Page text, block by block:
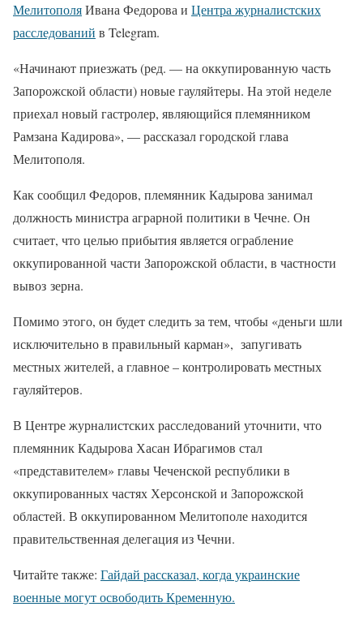
МелитополяИвана Федорова и Центра журналистских
расследований в Telegram.
«Начинают приезжать (ред. — на оккупированную часть
Запорожской области) новые гауляйтеры. На этой неделе
приехал новый гастролер, являющийся племянником
Рамзана Кадирова», — рассказал городской глава
Мелитополя.
Как сообщил Федоров, племянник Кадырова занимал
должность министра аграрной политики в Чечне. Он
считает, что целью прибытия является ограбление
оккупированной части Запорожской области, в частности
вывоз зерна.
Помимо этого, он будет следить за тем, чтобы «деньги шли
исключительно в правильный карман», запугивать
местных жителей, а главное – контролировать местных
гауляйтеров.
В Центре журналистских расследований уточнити, что
племянник Кадырова Хасан Ибрагимов стал
«представителем» главы Чеченской республики в
оккупированных частях Херсонской и Запорожской
областей. В оккупированном Мелитополе находится
правительственная делегация из Чечни.
Читайте также: Гайдай рассказал, когда украинские
военные могут освободить Кременную.